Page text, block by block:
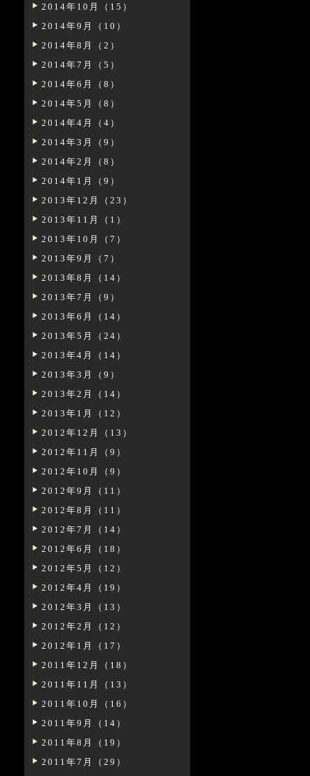
2014年10月（15）
2014年9月（10）
2014年8月（2）
2014年7月（5）
2014年6月（8）
2014年5月（8）
2014年4月（4）
2014年3月（9）
2014年2月（8）
2014年1月（9）
2013年12月（23）
2013年11月（1）
2013年10月（7）
2013年9月（7）
2013年8月（14）
2013年7月（9）
2013年6月（14）
2013年5月（24）
2013年4月（14）
2013年3月（9）
2013年2月（14）
2013年1月（12）
2012年12月（13）
2012年11月（9）
2012年10月（9）
2012年9月（11）
2012年8月（11）
2012年7月（14）
2012年6月（18）
2012年5月（12）
2012年4月（19）
2012年3月（13）
2012年2月（12）
2012年1月（17）
2011年12月（18）
2011年11月（13）
2011年10月（16）
2011年9月（14）
2011年8月（19）
2011年7月（29）